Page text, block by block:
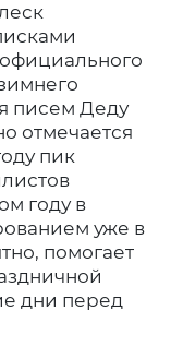
писем Деду
отмечается
пик
году в
уже в
помогает
дни перед